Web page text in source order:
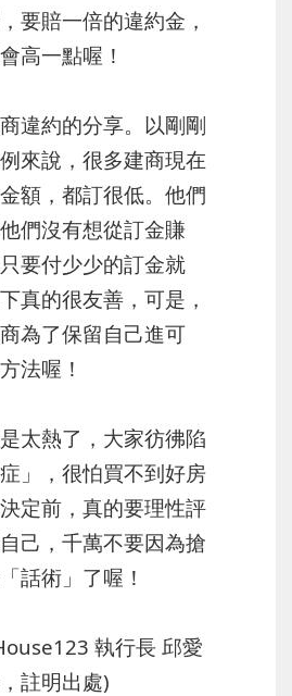
要賠一倍的違約金，
高一點喔！
違約的分享。以剛剛
來說，很多建商現在
額，都訂很低。他們
們沒有想從訂金賺
要付少少的訂金就
真的很友善，可是，
為了保留自己進可
法喔！
太熱了，大家彷彿陷
」，很怕買不到好房
定前，真的要理性評
己，千萬不要因為搶
話術」了喔！
執行長 邱愛
註明出處)